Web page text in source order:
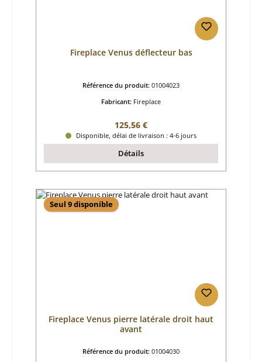
Fireplace Venus déflecteur bas
Référence du produit: 01004023
Fabricant: Fireplace
Prix régulier :
125,56 €
Disponible, délai de livraison : 4-6 jours
Détails
Seul 9 disponible
Fireplace Venus pierre latérale droit haut
avant
Référence du produit: 01004030